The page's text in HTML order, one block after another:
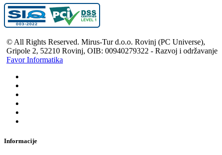
© All Rights Reserved. Mirus-Tur d.o.o. Rovinj (PC Universe),
Gripole 2, 52210 Rovinj, OIB: 00940279322 - Razvoj i održavanje
Favor Informatika
Informacije